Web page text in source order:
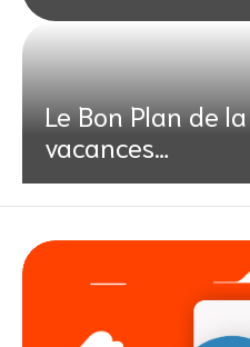
Le Bon Plan de
vacances…